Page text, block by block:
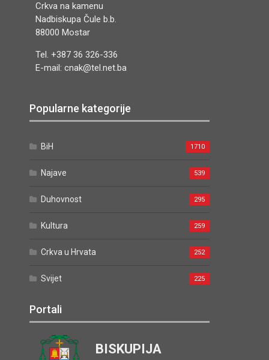
Crkva na kamenu
Nadbiskupa Čule b.b.
88000 Mostar
Tel. +387 36 326-336
E-mail: cnak@tel.net.ba
Popularne kategorije
BiH 1710
Najave 539
Duhovnost 295
Kultura 259
Crkva u Hrvata 252
Svijet 225
Portali
BISKUPIJA